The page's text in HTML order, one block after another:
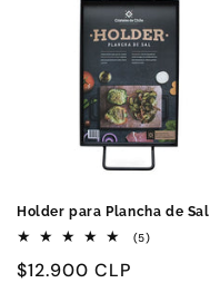
Holder para Plancha de Sal
(5)5
Precio
$12.900 CLP